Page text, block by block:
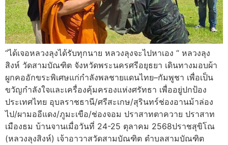
“ได้เจอหลวงลุงได้รับทุกนาย หลวงลุงจะไปหาเอง “ หลวงลุง
สิงห์ วัดสามบัณฑิต จังหวัดพระนครศรีอยุธยา เดินทางมอบผ้า
ผูกคออักขระพิเศษแก่กำลังพลชายแดนไทย–กัมพูชา เพื่อเป็น
ขวัญกำลังใจและเครื่องคุ้มครองแห่งศรัทธา เพื่ออยู่ปกป้อง
ประเทศไทย อุบลราชธานี/ศรีสะเกษ/สุรินทร์ช่องอานม้าล่อง
ไป/ผามออีแดง/ภูมะเขือ/ช่องจอม ปราสาทตาควาย ปราสาท
เมืองธม บ้านจานเมื่อวันที่ 24-25 ตุลาคม 2568ปราชสุขิโณ
(หลวงลุงสิงห์) เจ้าอาวาสวัดสามบัณฑิต ตำบลสามบัณฑิต